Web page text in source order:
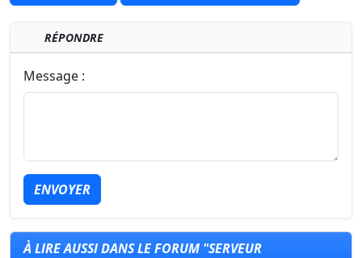
RÉPONDRE
Message :
ENVOYER
À LIRE AUSSI DANS LE FORUM "SERVEUR